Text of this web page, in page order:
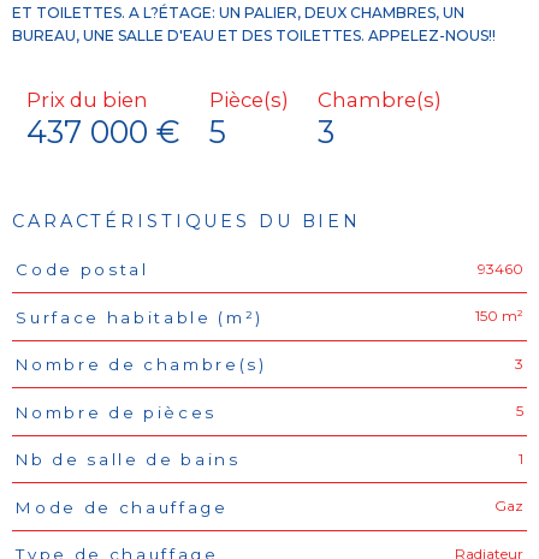
ET TOILETTES. A L?ÉTAGE: UN PALIER, DEUX CHAMBRES, UN
Prix du bien
437 000 €
Pièce(s)
5
Chambre(s)
3
CARACTÉRISTIQUES DU BIEN
Caractéristiques
Code postal 93460
Surface habitable (m²) 150 m²
Nombre de chambre(s) 3
Nombre de pièces 5
Nb de salle de bains 1
Mode de chauffage Gaz
Type de chauffage Radiateur